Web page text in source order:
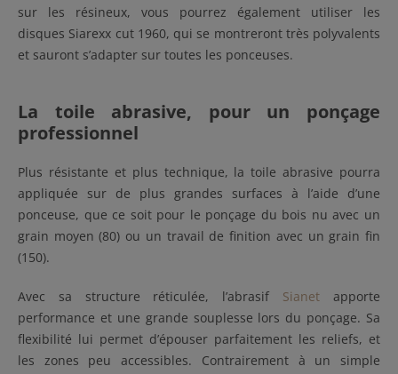
sur les résineux, vous pourrez également utiliser les
disques Siarexx cut 1960, qui se montreront très polyvalents
et sauront s’adapter sur toutes les ponceuses.
La toile abrasive, pour un ponçage
professionnel
Plus résistante et plus technique, la toile abrasive pourra
appliquée sur de plus grandes surfaces à l’aide d’une
ponceuse, que ce soit pour le ponçage du bois nu avec un
grain moyen (80) ou un travail de finition avec un grain fin
(150).
Avec sa structure réticulée, l’abrasif Sianetapporte
performance et une grande souplesse lors du ponçage. Sa
flexibilité lui permet d’épouser parfaitement les reliefs, et
les zones peu accessibles. Contrairement à un simple